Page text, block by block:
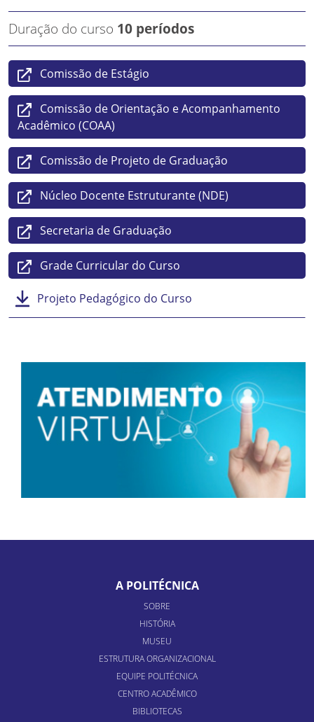
Duração do curso 10 períodos
Comissão de Estágio
Comissão de Orientação e Acompanhamento
Acadêmico (COAA)
Comissão de Projeto de Graduação
Núcleo Docente Estruturante (NDE)
Secretaria de Graduação
Grade Curricular do Curso
Projeto Pedagógico do Curso
A POLITÉCNICA
SOBRE
HISTÓRIA
MUSEU
ESTRUTURA ORGANIZACIONAL
EQUIPE POLITÉCNICA
CENTRO ACADÊMICO
BIBLIOTECAS